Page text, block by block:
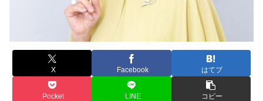
X Facebook はてブ
Pocket LINE コピー